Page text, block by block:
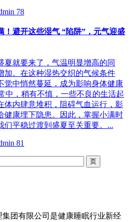
78
！避开这些湿气 “陷阱”，元气迎盛
夏就要来了，气温明显增高的同
加。在这种湿热交织的气候条件
觉中悄然蔓延，成为影响身体健康
中，稍有不慎，一些不良的生活起
体内肆意堆积，阻碍气血运行，影
健康埋下隐患。因此，掌握小满时
们平稳过渡到盛夏至关重要。...
81
团有限公司是健康睡眠行业新经